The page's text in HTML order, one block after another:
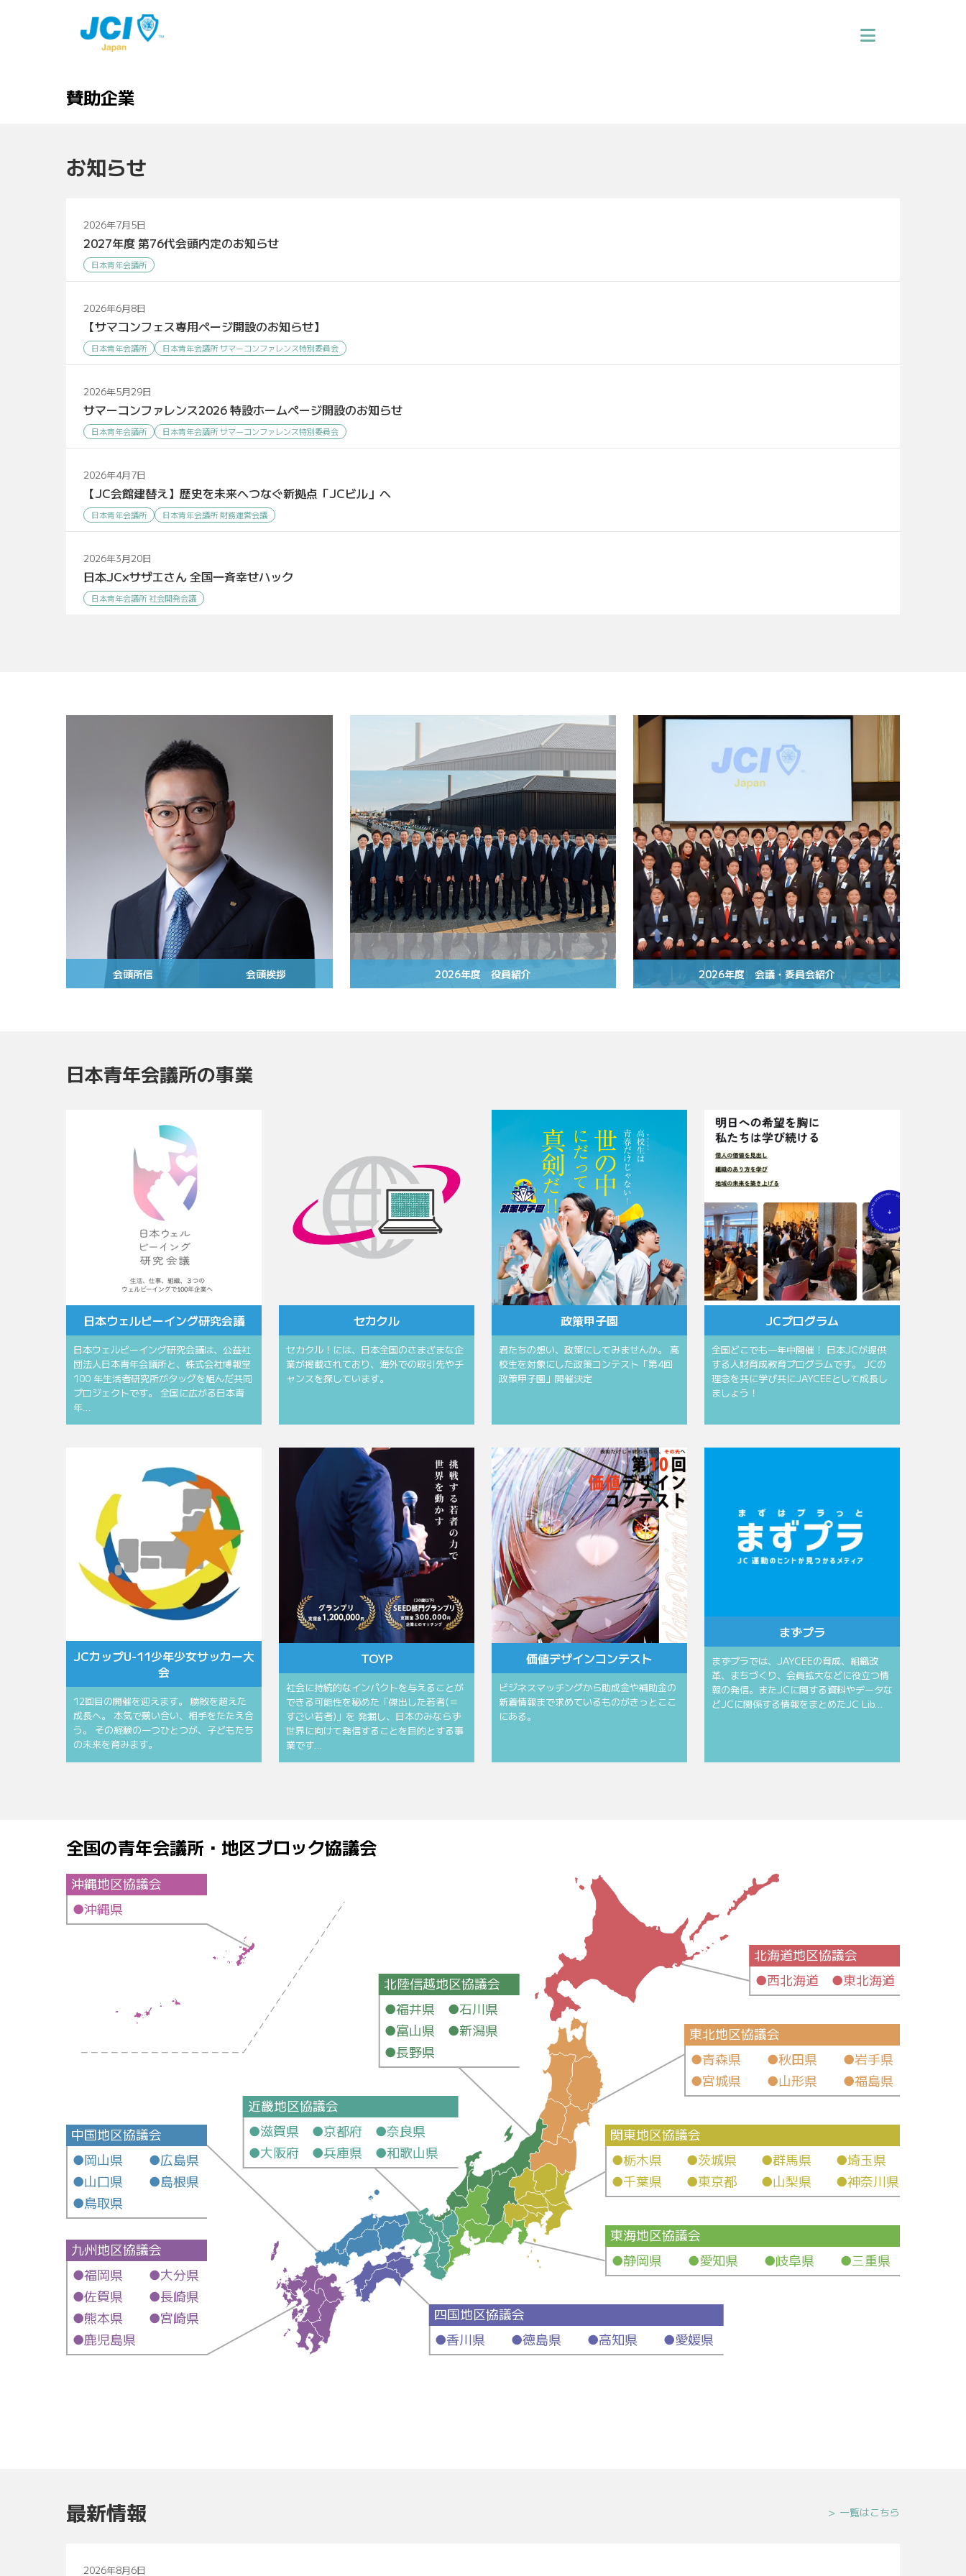
賛助企業
お知らせ
2026年7月5日
2027年度 第76代会頭内定のお知らせ
日本青年会議所
2026年6月8日
【サマコンフェス専用ページ開設のお知らせ】
日本青年会議所 日本青年会議所 サマーコンファレンス特別委員会
2026年5月29日
サマーコンファレンス2026 特設ホームページ開設のお知らせ
日本青年会議所 日本青年会議所 サマーコンファレンス特別委員会
2026年4月7日
【JC会館建替え】歴史を未来へつなぐ新拠点「JCビル」へ
日本青年会議所 日本青年会議所 財務運営会議
2026年3月20日
日本JC×サザエさん 全国一斉幸せハック
日本青年会議所 社会開発会議
会頭所信 会頭挨拶 2026年度 役員紹介 2026年度 会議・委員会紹介
日本青年会議所の事業
⽇本ウェルビーイング研究会議
⽇本ウェルビーイング研究会議は、公益社
団法⼈⽇本⻘年会議所と、株式会社博報堂
100 年⽣活者研究所がタッグを組んだ共同
プロジェクトです。 全国に広がる⽇本⻘
年…
セカクル
セカクル！には、日本全国のさまざまな企
業が掲載されており、海外での取引先やチ
ャンスを探しています。
政策甲子園
君たちの想い、政策にしてみませんか。 高
校生を対象にした政策コンテスト「第4回
政策甲子園」開催決定
JCプログラム
全国どこでも一年中開催！ 日本JCが提供
する人財育成教育プログラムです。 JCの
理念を共に学び共にJAYCEEとして成長し
ましょう！
JCカップU-11少年少女サッカー大
会
12回目の開催を迎えます。 勝敗を超えた
成長へ。 本気で競い合い、相手をたたえ合
う。 その経験の一つひとつが、子どもたち
の未来を育みます。
TOYP
社会に持続的なインパクトを与えることが
できる可能性を秘めた「傑出した若者(＝
すごい若者)」を 発掘し、日本のみならず
世界に向けて発信することを目的とする事
業です…
価値デザインコンテスト
ビジネスマッチングから助成金や補助金の
新着情報まで求めているものがきっとここ
にある。
まずプラ
まずプラでは、JAYCEEの育成、組織改
革、まちづくり、会員拡大などに役立つ情
報の発信。またJCに関する資料やデータな
どJCに関係する情報をまとめたJC Lib…
全国の青年会議所・地区ブロック協議会
沖縄地区協議会
●沖縄県
九州地区協議会
●福岡県 ●大分県
●佐賀県 ●長崎県
●熊本県 ●宮崎県
●鹿児島県
北海道地区協議会
●西北海道 ●東北海道
東北地区協議会
●青森県 ●秋田県 ●岩手県
●宮城県 ●山形県 ●福島県
東海地区協議会
●静岡県 ●愛知県 ●岐阜県 ●三重県
近畿地区協議会
●滋賀県 ●京都府 ●奈良県
●大阪府 ●兵庫県 ●和歌山県
中国地区協議会
●岡山県 ●広島県
●山口県 ●島根県
●鳥取県
四国地区協議会
●香川県 ●徳島県 ●高知県 ●愛媛県
関東地区協議会
●栃木県
●茨城県 ●群馬県 ●埼玉県
●千葉県 ●東京都 ●山梨県 ●神奈川県
北陸信越地区協議会
●福井県 ●石川県
●富山県 ●新潟県
●長野県
最新情報 一覧はこちら
2026年8月6日